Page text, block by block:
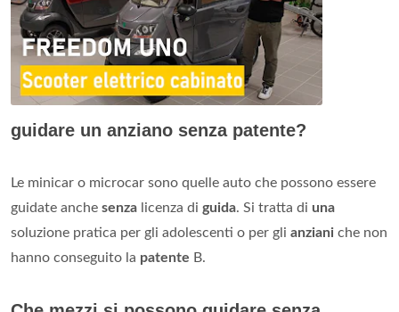
guidare un anziano senza patente?
Le minicar o microcar sono quelle auto che possono essere
guidate anche senza licenza di guida. Si tratta di una
soluzione pratica per gli adolescenti o per gli anziani che non
hanno conseguito la patente B.